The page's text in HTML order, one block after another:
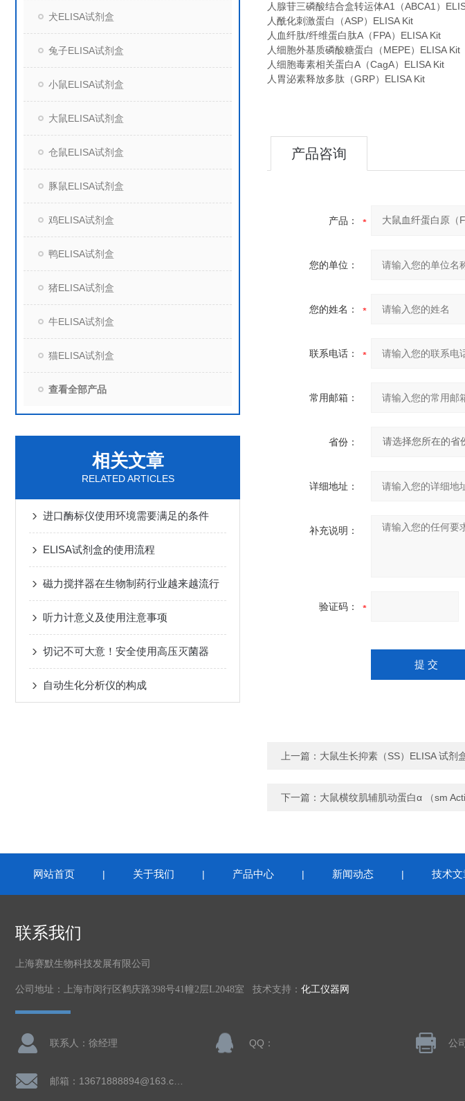
犬ELISA试剂盒
兔子ELISA试剂盒
小鼠ELISA试剂盒
大鼠ELISA试剂盒
仓鼠ELISA试剂盒
豚鼠ELISA试剂盒
鸡ELISA试剂盒
鸭ELISA试剂盒
猪ELISA试剂盒
牛ELISA试剂盒
猫ELISA试剂盒
查看全部产品
相关文章
RELATED ARTICLES
进口酶标仪使用环境需要满足的条件
ELISA试剂盒的使用流程
磁力搅拌器在生物制药行业越来越流行
听力计意义及使用注意事项
切记不可大意！安全使用高压灭菌器
自动生化分析仪的构成
人腺苷三磷酸结合盒转运体A1（ABCA1）
人酰化刺激蛋白（ASP）ELISA Kit
人血纤肽/纤维蛋白肽A（FPA）ELISA Kit
人细胞外基质磷酸糖蛋白（MEPE）ELISA Kit
人细胞毒素相关蛋白A（CagA）ELISA Kit
人胃泌素释放多肽（GRP）ELISA Kit
产品咨询
产品：
您的单位：
您的姓名：
联系电话：
常用邮箱：
省份：
详细地址：
补充说明：
验证码：
上一篇： 大鼠生长抑素（SS）ELISA 试剂
下一篇： 大鼠横纹肌辅肌动蛋白α （sm
网站首页 | 关于我们 | 产品中心 | 新闻动态 | 技术文
联系我们
上海赛默生物科技发展有限公司
公司地址：上海市闵行区鹤庆路398号41幢2层L2048室 技术支持： 化工仪器网
联系人：徐经理 QQ： 公